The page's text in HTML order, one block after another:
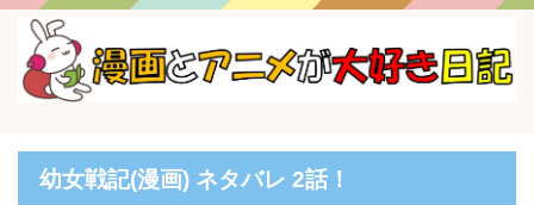
幼女戦記(漫画) ネタバレ 2話！